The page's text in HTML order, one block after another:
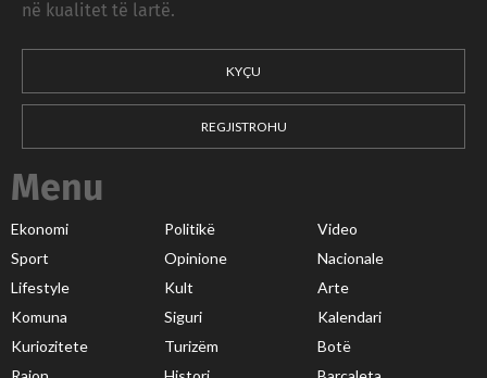
në kualitet të lartë.
KYÇU
REGJISTROHU
Menu
Ekonomi Politikë
Video
Sport
Opinione
Nacionale
Lifestyle
Kult
Arte
Komuna
Siguri
Kalendari
Kuriozitete
Turizëm
Botë